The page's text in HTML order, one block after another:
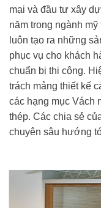
mại và đầu tư xây
năm trong ngành
luôn tạo ra những
phục vụ cho khách
chuẩn bị thi công.
trách mảng thiết kế
các hạng mục Vách
thép. Các chia sẻ
chuyên sâu hướng